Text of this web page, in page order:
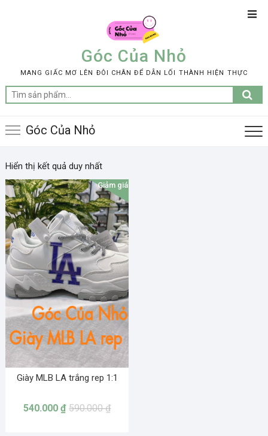
Góc Của Nhỏ
MANG GIẤC MƠ LÊN ĐÔI CHÂN ĐỂ DẪN LỐI THÀNH HIỆN THỰC
Tìm
kiếm:
Góc Của Nhỏ
Hiển thị kết quả duy nhất
Giảm giá!
Giày MLB LA trắng rep 1:1
590.000₫
540.000₫